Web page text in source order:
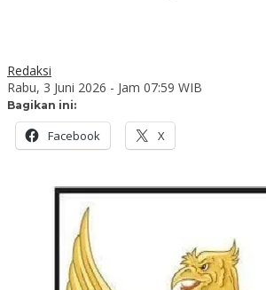
Redaksi
Rabu, 3 Juni 2026 - Jam 07:59 WIB
Bagikan ini:
Facebook X